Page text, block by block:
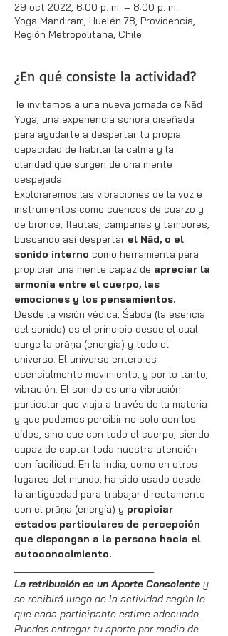
29 oct 2022, 6:00 p. m. – 8:00 p. m.
Yoga Mandiram, Huelén 78, Providencia,
Región Metropolitana, Chile
¿En qué consiste la actividad?
Te invitamos a una nueva jornada de Nād
Yoga, una experiencia sonora diseñada
para ayudarte a despertar tu propia
capacidad de habitar la calma y la
claridad que surgen de una mente
despejada.
Exploraremos las vibraciones de la voz e
instrumentos como cuencos de cuarzo y
de bronce, flautas, campanas y tambores,
buscando así despertar el Nād, o el
sonido interno como herramienta para
propiciar una mente capaz de apreciar la
armonía entre el cuerpo, las
emociones y los pensamientos.
Desde la visión védica, Śabda (la esencia
del sonido) es el principio desde el cual
surge la prāṇa (energía) y todo el
universo. El universo entero es
esencialmente movimiento, y por lo tanto,
vibración. El sonido es una vibración
particular que viaja a través de la materia
y que podemos percibir no solo con los
oídos, sino que con todo el cuerpo, siendo
capaz de captar toda nuestra atención
con facilidad. En la India, como en otros
lugares del mundo, ha sido usado desde
la antigüedad para trabajar directamente
con el prāṇa (energía) y propiciar
estados particulares de percepción
que dispongan a la persona hacia el
autoconocimiento.
La retribución es un Aporte Consciente y
se recibirá luego de la actividad según lo
que cada participante estime adecuado.
Puedes entregar tu aporte por medio de